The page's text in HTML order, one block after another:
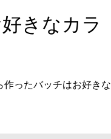
きなカラ
作ったバッチはお好きな